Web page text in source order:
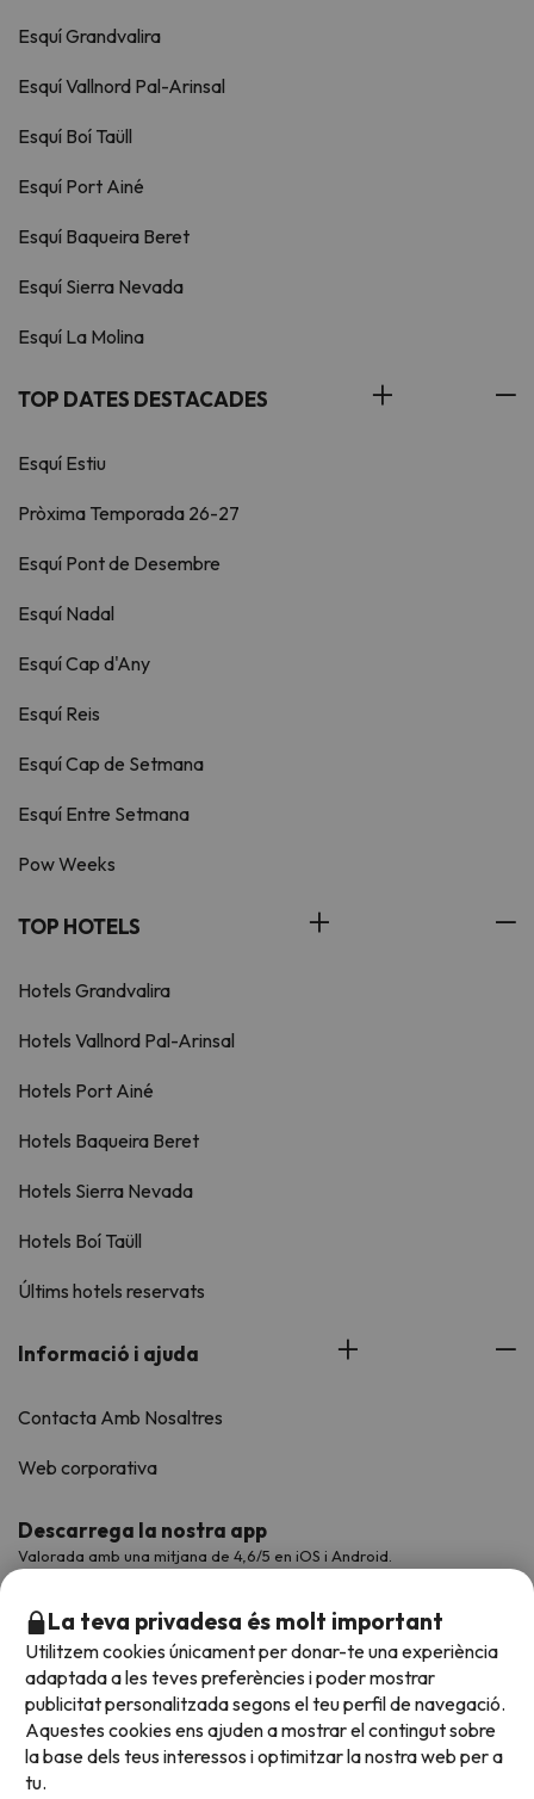
Esquí Grandvalira
Esquí Vallnord Pal-Arinsal
Esquí Boí Taüll
Esquí Port Ainé
Esquí Baqueira Beret
Esquí Sierra Nevada
Esquí La Molina
TOP DATES DESTACADES
Esquí Estiu
Pròxima Temporada 26-27
Esquí Pont de Desembre
Esquí Nadal
Esquí Cap d'Any
Esquí Reis
Esquí Cap de Setmana
Esquí Entre Setmana
Pow Weeks
TOP HOTELS
Hotels Grandvalira
Hotels Vallnord Pal-Arinsal
Hotels Port Ainé
Hotels Baqueira Beret
Hotels Sierra Nevada
Hotels Boí Taüll
Últims hotels reservats
Informació i ajuda
Contacta Amb Nosaltres
Web corporativa
Descarrega la nostra app
Valorada amb una mitjana de 4,6/5 en iOS i Android.
La teva privadesa és molt important
Utilitzem cookies únicament per donar-te una experiència
adaptada a les teves preferències i poder mostrar
publicitat personalitzada segons el teu perfil de navegació.
Aquestes cookies ens ajuden a mostrar el contingut sobre
la base dels teus interessos i optimitzar la nostra web per a
tu.